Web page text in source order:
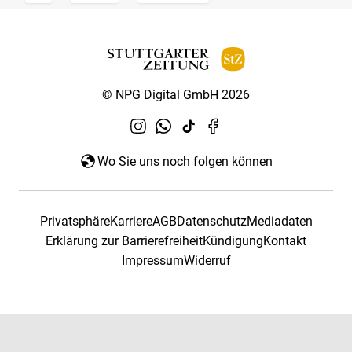
© NPG Digital GmbH 2026
Wo Sie uns noch folgen können
PrivatsphäreKarriereAGBDatenschutzMediadaten
Erklärung zur BarrierefreiheitKündigungKontakt
ImpressumWiderruf